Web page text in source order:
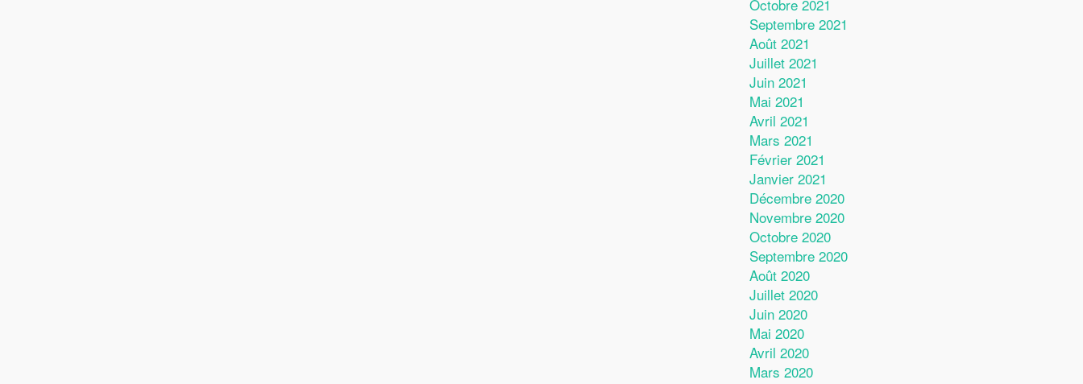
Octobre 2021
Septembre 2021
Août 2021
Juillet 2021
Juin 2021
Mai 2021
Avril 2021
Mars 2021
Février 2021
Janvier 2021
Décembre 2020
Novembre 2020
Octobre 2020
Septembre 2020
Août 2020
Juillet 2020
Juin 2020
Mai 2020
Avril 2020
Mars 2020